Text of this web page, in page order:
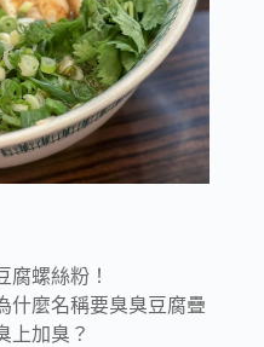
腐螺絲粉！
什麼名稱要臭臭豆腐疊
上加臭？